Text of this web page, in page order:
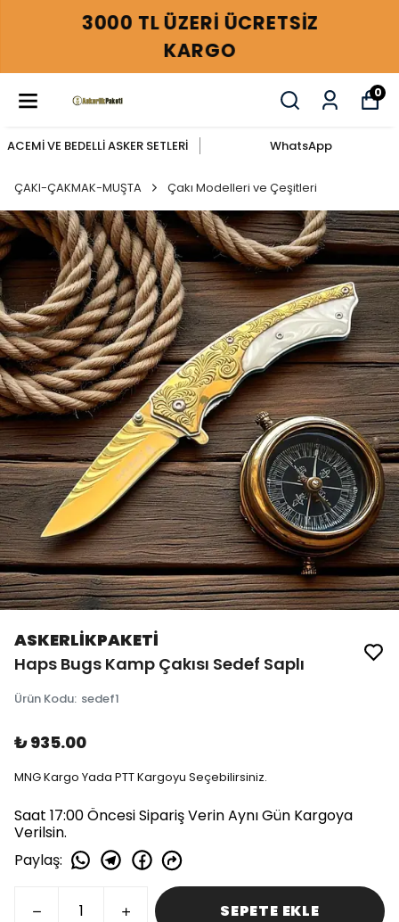
3000 TL ÜZERİ ÜCRETSİZ
KARGO
0
ACEMİ VE BEDELLİ ASKER SETLERİ WhatsApp
ÇAKI-ÇAKMAK-MUŞTA Çakı Modelleri ve Çeşitleri
ASKERLİKPAKETİ
Haps Bugs Kamp Çakısı Sedef Saplı
Ürün Kodu: sedef1
₺ 935.00
MNG Kargo Yada PTT Kargoyu Seçebilirsiniz.
Saat 17:00 Öncesi Sipariş Verin Aynı Gün Kargoya
Verilsin.
Paylaş:
SEPETE EKLE